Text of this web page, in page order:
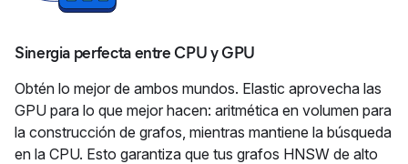
Sinergia perfecta entre CPU y GPU
Obtén lo mejor de ambos mundos. Elastic aprovecha las
GPU para lo que mejor hacen: aritmética en volumen para
la construcción de grafos, mientras mantiene la búsqueda
en la CPU. Esto garantiza que tus grafos HNSW de alto